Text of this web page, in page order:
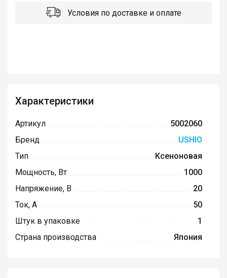
Условия по доставке и оплате
Характеристики
Артикул
5002060
Бренд
USHIO
Тип
Ксеноновая
Мощность, Вт
1000
Напряжение, В
20
Ток, А
50
Штук в упаковке
1
Страна производства
Япония